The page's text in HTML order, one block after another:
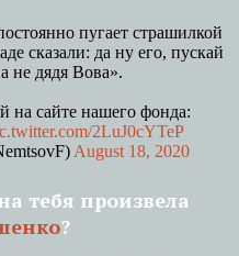
пугает страшилкой
сказали: да ну его, пускай
не дядя Вова».
сайте нашего фонда:
2LuJ0cYTeP
August 18, 2020
тебя произвела
?